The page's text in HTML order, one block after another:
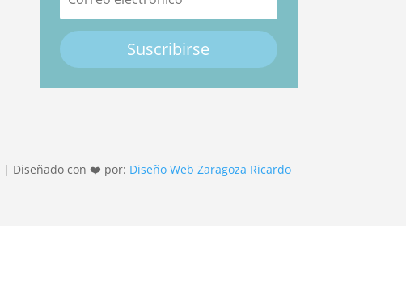
Suscribirse
| Diseñado con ❤️ por: Diseño Web Zaragoza Ricardo